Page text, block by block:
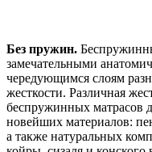
Без пружин.
замечательными
чередующимся слоям
жесткости. Различная
беспружинных матрасов
новейших материалов:
а также натуральных